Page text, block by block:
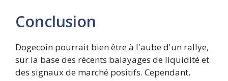
Conclusion
Dogecoin pourrait bien être à l'aube d'un rallye,
sur la base des récents balayages de liquidité et
des signaux de marché positifs. Cependant,